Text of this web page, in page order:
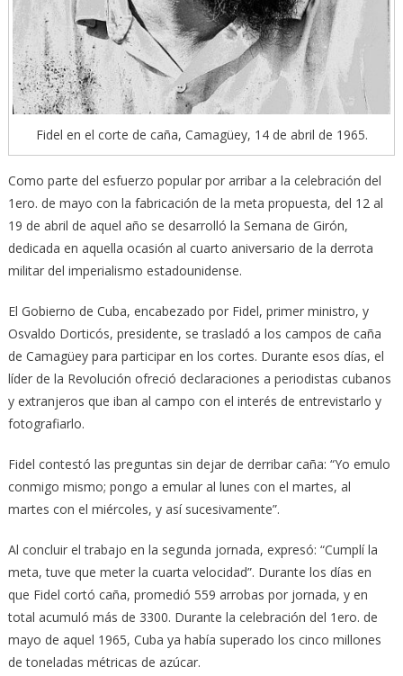
Fidel en el corte de caña, Camagüey, 14 de abril de 1965.
Como parte del esfuerzo popular por arribar a la celebración del
1ero. de mayo con la fabricación de la meta propuesta, del 12 al
19 de abril de aquel año se desarrolló la Semana de Girón,
dedicada en aquella ocasión al cuarto aniversario de la derrota
militar del imperialismo estadounidense.
El Gobierno de Cuba, encabezado por Fidel, primer ministro, y
Osvaldo Dorticós, presidente, se trasladó a los campos de caña
de Camagüey para participar en los cortes. Durante esos días, el
líder de la Revolución ofreció declaraciones a periodistas cubanos
y extranjeros que iban al campo con el interés de entrevistarlo y
fotografiarlo.
Fidel contestó las preguntas sin dejar de derribar caña: “Yo emulo
conmigo mismo; pongo a emular al lunes con el martes, al
martes con el miércoles, y así sucesivamente”.
Al concluir el trabajo en la segunda jornada, expresó: “Cumplí la
meta, tuve que meter la cuarta velocidad”. Durante los días en
que Fidel cortó caña, promedió 559 arrobas por jornada, y en
total acumuló más de 3300. Durante la celebración del 1ero. de
mayo de aquel 1965, Cuba ya había superado los cinco millones
de toneladas métricas de azúcar.